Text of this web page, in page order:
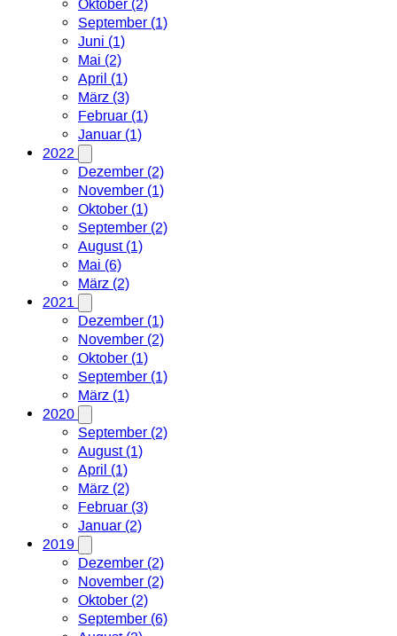
Oktober (2)
September (1)
Juni (1)
Mai (2)
April (1)
März (3)
Februar (1)
Januar (1)
2022
Dezember (2)
November (1)
Oktober (1)
September (2)
August (1)
Mai (6)
März (2)
2021
Dezember (1)
November (2)
Oktober (1)
September (1)
März (1)
2020
September (2)
August (1)
April (1)
März (2)
Februar (3)
Januar (2)
2019
Dezember (2)
November (2)
Oktober (2)
September (6)